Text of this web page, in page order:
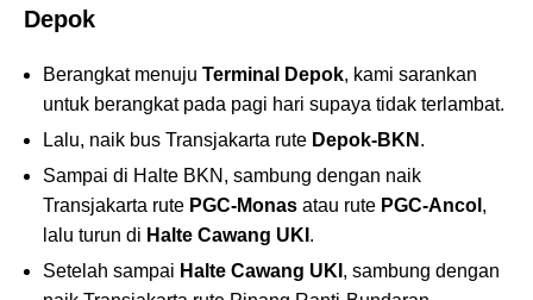
Depok
Berangkat menuju Terminal Depok, kami sarankan
untuk berangkat pada pagi hari supaya tidak terlambat.
Lalu, naik bus Transjakarta rute Depok-BKN .
Sampai di Halte BKN, sambung dengan naik
Transjakarta rute PGC-Monas atau rute PGC-Ancol ,
lalu turun di Halte Cawang UKI .
Setelah sampai Halte Cawang UKI , sambung dengan